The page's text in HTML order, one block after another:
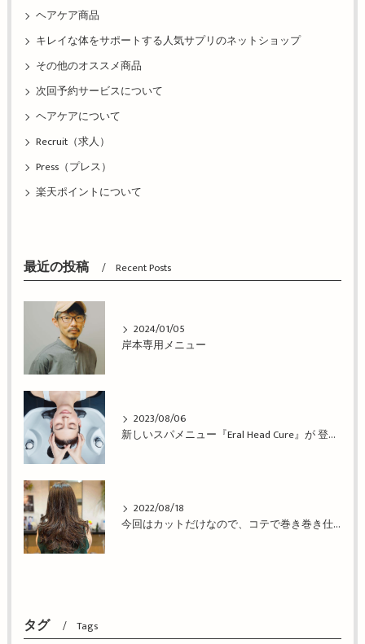
ヘアケア商品
キレイな体をサポートする人気サプリのネットショップ
その他のオススメ商品
次回予約サービスについて
ヘアケアについて
Recruit（求人）
Press（プレス）
楽天ポイントについて
最近の投稿 Recent Posts
2024/01/05
岸本専用メニュー
2023/08/06
新しいスパメニュー『Eral Head Cure』が 登場！姫路市の美容院BEREA(ベレア)はお客様のキレイを叶える美容室／ヘアサロン
2022/08/18
今回はカットだけなので、コテで巻き巻き仕上げ！姫路市の美容院BEREA(ベレア)はお客様のキレイを叶える美容室／ヘアサロン
タグ Tags